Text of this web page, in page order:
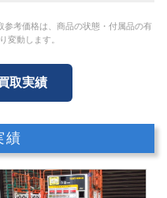
考価格は、商品の状態・付属品の有
変動します。
取実績
績